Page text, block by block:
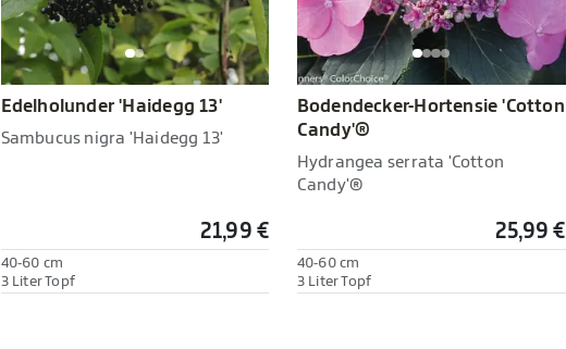
Edelholunder 'Haidegg 13'
Sambucus nigra 'Haidegg 13'
21,99 €
40-60 cm
3 Liter Topf
Bodendecker-Hortensie 'Cotton
Candy'®
Hydrangea serrata 'Cotton
Candy'®
25,99 €
40-60 cm
3 Liter Topf